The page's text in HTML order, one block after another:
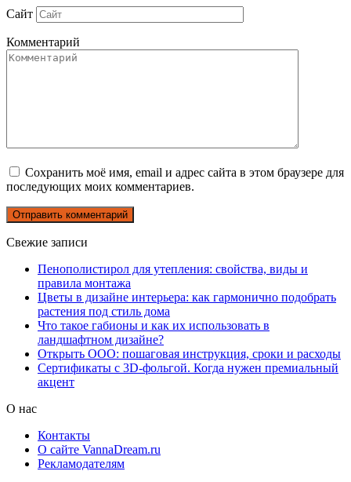
Сайт
Комментарий
Сохранить моё имя, email и адрес сайта в этом браузере для
последующих моих комментариев.
Свежие записи
Пенополистирол для утепления: свойства, виды и
правила монтажа
Цветы в дизайне интерьера: как гармонично подобрать
растения под стиль дома
Что такое габионы и как их использовать в
ландшафтном дизайне?
Открыть ООО: пошаговая инструкция, сроки и расходы
Сертификаты с 3D-фольгой. Когда нужен премиальный
акцент
О нас
Контакты
О сайте VannaDream.ru
Рекламодателям